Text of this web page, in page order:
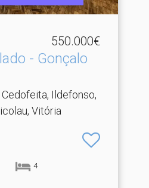
550.000€
- Gonçalo
Ildefonso,
Vitória
4